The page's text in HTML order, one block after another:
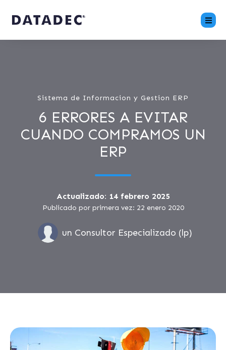
Sistema de Informacion y Gestion ERP
6 ERRORES A EVITAR
CUANDO COMPRAMOS UN
ERP
Actualizado: 14 febrero 2025
Publicado por primera vez: 22 enero 2020
un Consultor Especializado (lp)